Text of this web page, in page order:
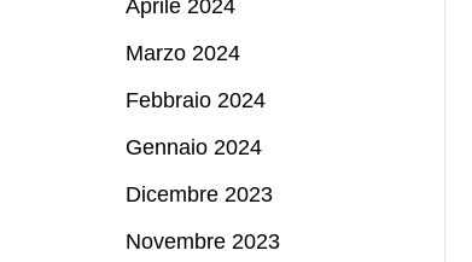
Aprile 2024
Marzo 2024
Febbraio 2024
Gennaio 2024
Dicembre 2023
Novembre 2023